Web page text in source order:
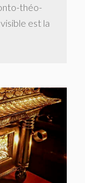
théo-
est la